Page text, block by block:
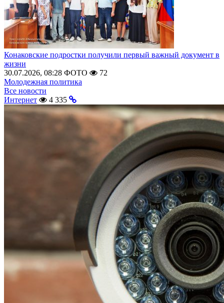
Конаковские подростки получили первый важный документ в
жизни
30.07.2026, 08:28 ФОТО
72
Молодежная политика
Все новости
Интернет
4 335